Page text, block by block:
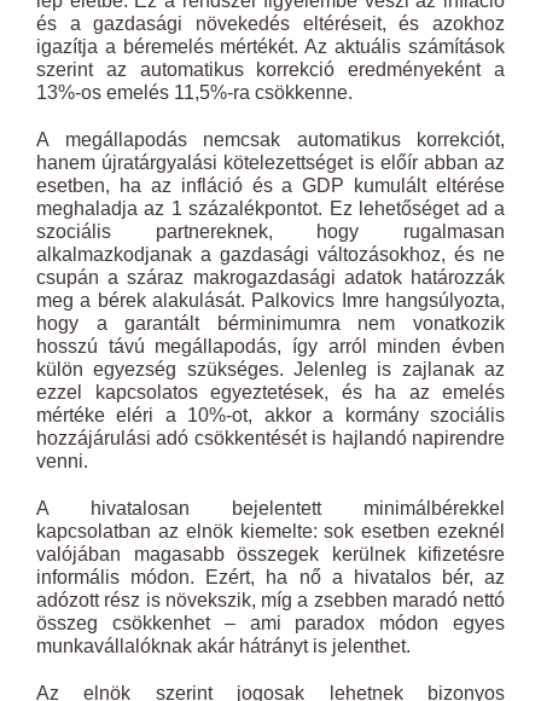
és a gazdasági növekedés eltéréseit, és azokhoz
igazítja a béremelés mértékét. Az aktuális számítások
szerint az automatikus korrekció eredményeként a
13%-os emelés 11,5%-ra csökkenne.
A megállapodás nemcsak automatikus korrekciót,
hanem újratárgyalási kötelezettséget is előír abban az
esetben, ha az infláció és a GDP kumulált eltérése
meghaladja az 1 százalékpontot. Ez lehetőséget ad a
szociális partnereknek, hogy rugalmasan
alkalmazkodjanak a gazdasági változásokhoz, és ne
csupán a száraz makrogazdasági adatok határozzák
meg a bérek alakulását. Palkovics Imre hangsúlyozta,
hogy a garantált bérminimumra nem vonatkozik
hosszú távú megállapodás, így arról minden évben
külön egyezség szükséges. Jelenleg is zajlanak az
ezzel kapcsolatos egyeztetések, és ha az emelés
mértéke eléri a 10%-ot, akkor a kormány szociális
hozzájárulási adó csökkentését is hajlandó napirendre
venni.
A hivatalosan bejelentett minimálbérekkel
kapcsolatban az elnök kiemelte: sok esetben ezeknél
valójában magasabb összegek kerülnek kifizetésre
informális módon. Ezért, ha nő a hivatalos bér, az
adózott rész is növekszik, míg a zsebben maradó nettó
összeg csökkenhet – ami paradox módon egyes
munkavállalóknak akár hátrányt is jelenthet.
Az elnök szerint jogosak lehetnek bizonyos